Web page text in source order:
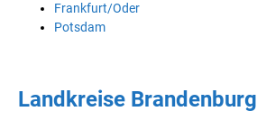
Frankfurt/Oder
Potsdam
Landkreise Brandenburg